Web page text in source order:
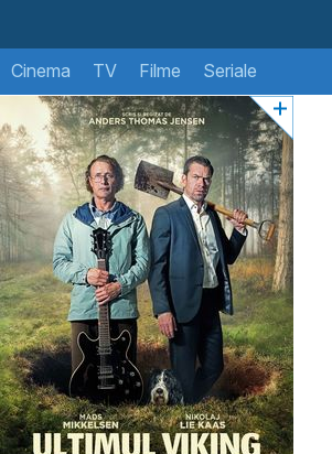
Cinema TV Filme Seriale